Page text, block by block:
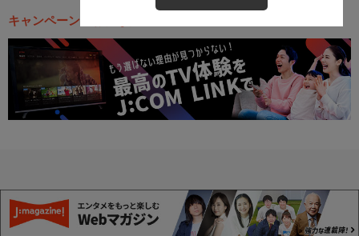
キャンペーン・お得な情報